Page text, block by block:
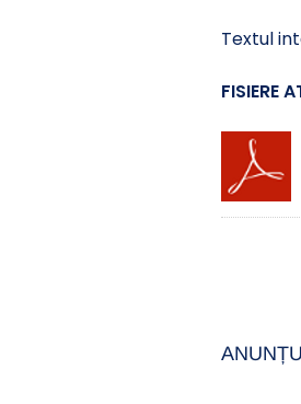
Textul
FISIERE